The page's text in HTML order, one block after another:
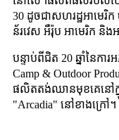
30 ដូចជាសហរដ្ឋអាមេរិ
ន័រវេស អឺរ៉ុប អាមេរិក និ
បន្ទាប់ពីជិត 20 ឆ្នាំនៃការ
Camp & Outdoor
ផលិតតង់ឈានមុខគេនៅក្
"Arcadia" នៅខាងក្រៅ។